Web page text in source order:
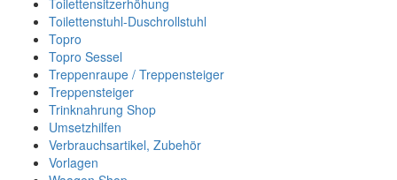
Toilettensitzerhöhung
Toilettenstuhl-Duschrollstuhl
Topro
Topro Sessel
Treppenraupe / Treppensteiger
Treppensteiger
Trinknahrung Shop
Umsetzhilfen
Verbrauchsartikel, Zubehör
Vorlagen